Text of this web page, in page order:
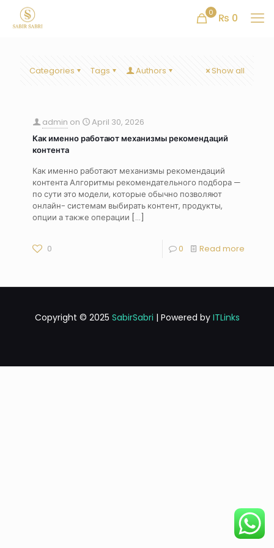
0 ₨ 0
Categories Tags Authors Show all
admin on
April 30, 2026
Как именно работают механизмы рекомендаций
контента
Как именно работают механизмы рекомендаций
контента Алгоритмы рекомендательного подбора —
по сути это модели, которые обычно позволяют
онлайн- системам выбирать контент, продукты,
опции а также операции […]
0 0 Read more
Copyright © 2025 SabirSabri | Powered by ITLinks